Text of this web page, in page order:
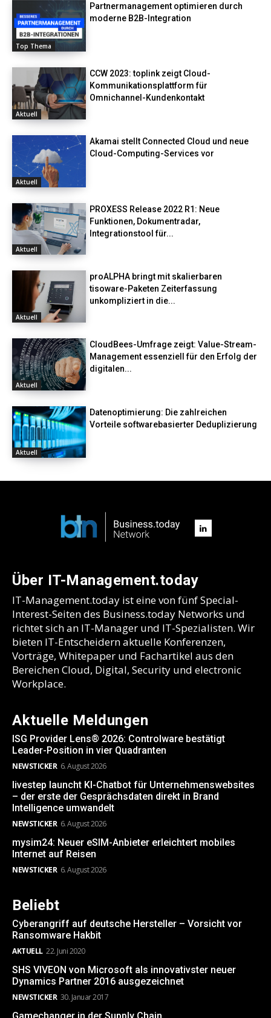
Top Thema
Partnermanagement optimieren durch
moderne B2B-Integration
Aktuell
CCW 2023: toplink zeigt Cloud-
Kommunikationsplattform für
Omnichannel-Kundenkontakt
Aktuell
Akamai stellt Connected Cloud und neue
Cloud-Computing-Services vor
Aktuell
PROXESS Release 2022 R1: Neue
Funktionen, Dokumentradar,
Integrationstool für...
Aktuell
proALPHA bringt mit skalierbaren
tisoware-Paketen Zeiterfassung
unkompliziert in die...
Aktuell
CloudBees-Umfrage zeigt: Value-Stream-
Management essenziell für den Erfolg der
digitalen...
Aktuell
Datenoptimierung: Die zahlreichen
Vorteile softwarebasierter Deduplizierung
Über IT-Management.today
IT-Management.today ist eine von fünf Special-
Interest-Seiten des Business.today Networks und
richtet sich an IT-Manager und IT-Spezialisten. Wir
bieten IT-Entscheidern aktuelle Konferenzen,
Vorträge, Whitepaper und Fachartikel aus den
Bereichen Cloud, Digital, Security und electronic
Workplace.
Aktuelle Meldungen
ISG Provider Lens® 2026: Controlware bestätigt
Leader-Position in vier Quadranten
NEWSTICKER 6. August 2026
livestep launcht KI-Chatbot für Unternehmenswebsites
– der erste der Gesprächsdaten direkt in Brand
Intelligence umwandelt
NEWSTICKER 6. August 2026
mysim24: Neuer eSIM-Anbieter erleichtert mobiles
Internet auf Reisen
NEWSTICKER 6. August 2026
Beliebt
Cyberangriff auf deutsche Hersteller – Vorsicht vor
Ransomware Hakbit
AKTUELL 22. Juni 2020
SHS VIVEON von Microsoft als innovativster neuer
Dynamics Partner 2016 ausgezeichnet
NEWSTICKER 30. Januar 2017